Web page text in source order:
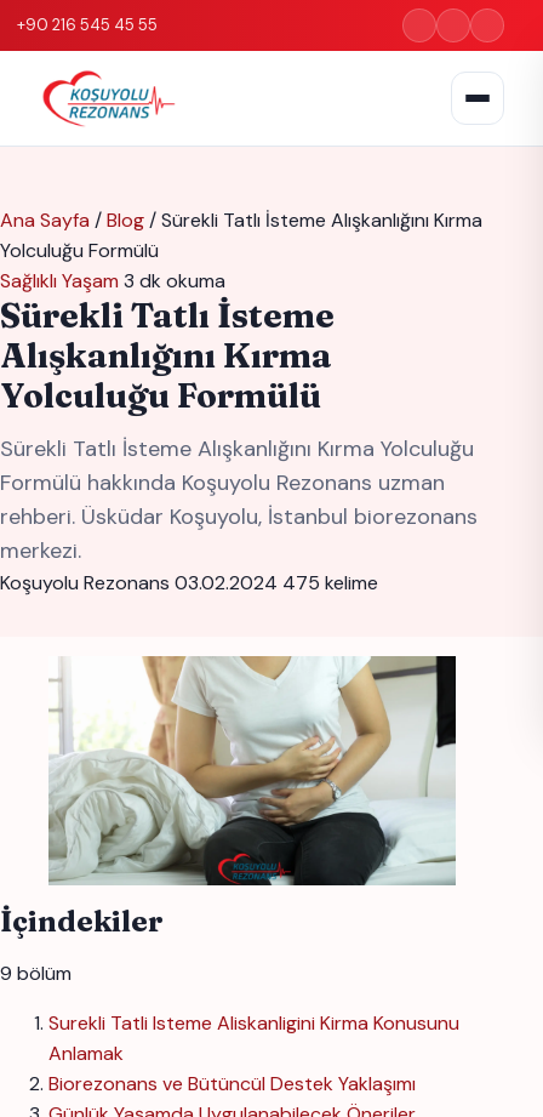
+90 216 545 45 55
Ana Sayfa /Blog/Sürekli Tatlı İsteme Alışkanlığını Kırma
Yolculuğu Formülü
Sağlıklı Yaşam 3 dk okuma
Sürekli Tatlı İsteme
Alışkanlığını Kırma
Yolculuğu Formülü
Sürekli Tatlı İsteme Alışkanlığını Kırma Yolculuğu
Formülü hakkında Koşuyolu Rezonans uzman
rehberi. Üsküdar Koşuyolu, İstanbul biorezonans
merkezi.
Koşuyolu Rezonans 03.02.2024 475 kelime
İçindekiler
9 bölüm
Surekli Tatli Isteme Aliskanligini Kirma Konusunu
Anlamak
Biorezonans ve Bütüncül Destek Yaklaşımı